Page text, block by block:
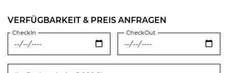
VERFÜGBARKEIT & PREIS ANFRAGEN
CheckIn CheckOut